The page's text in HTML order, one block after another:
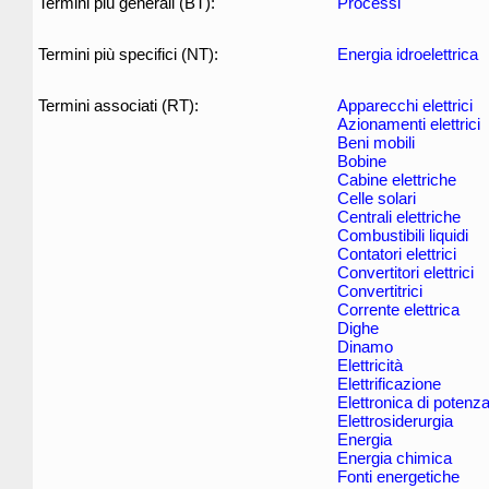
Termini più specifici (NT): Energia idroelettrica
Termini associati (RT):
Apparecchi elettrici
Azionamenti elettrici
Beni mobili
Bobine
Cabine elettriche
Celle solari
Centrali elettriche
Combustibili liquidi
Contatori elettrici
Convertitori elettrici
Convertitrici
Corrente elettrica
Dighe
Dinamo
Elettricità
Elettrificazione
Elettronica di potenza
Elettrosiderurgia
Energia
Energia chimica
Fonti energetiche